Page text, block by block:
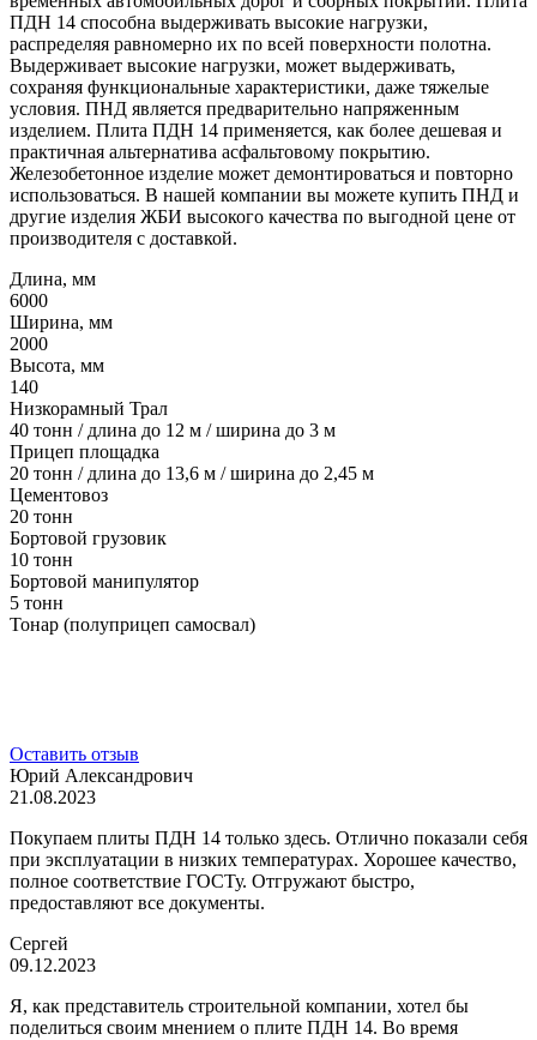
ПДН 14 способна выдерживать высокие нагрузки,
распределяя равномерно их по всей поверхности полотна.
Выдерживает высокие нагрузки, может выдерживать,
сохраняя функциональные характеристики, даже тяжелые
условия. ПНД является предварительно напряженным
изделием. Плита ПДН 14 применяется, как более дешевая и
практичная альтернатива асфальтовому покрытию.
Железобетонное изделие может демонтироваться и повторно
использоваться. В нашей компании вы можете купить ПНД и
другие изделия ЖБИ высокого качества по выгодной цене от
производителя с доставкой.
Длина, мм
6000
Ширина, мм
2000
Высота, мм
140
Низкорамный Трал
40 тонн / длина до 12 м / ширина до 3 м
Прицеп площадка
20 тонн / длина до 13,6 м / ширина до 2,45 м
Цементовоз
20 тонн
Бортовой грузовик
10 тонн
Бортовой манипулятор
5 тонн
Тонар (полуприцеп самосвал)
Оставить отзыв
Юрий Александрович
21.08.2023
Покупаем плиты ПДН 14 только здесь. Отлично показали себя
при эксплуатации в низких температурах. Хорошее качество,
полное соответствие ГОСТу. Отгружают быстро,
предоставляют все документы.
Сергей
09.12.2023
Я, как представитель строительной компании, хотел бы
поделиться своим мнением о плите ПДН 14. Во время